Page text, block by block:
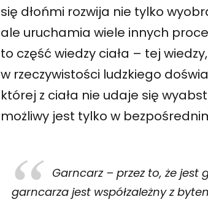
się dłońmi rozwija nie tylko
ale uruchamia wiele innych
to część wiedzy ciała – tej
w rzeczywistości ludzkiego
której z ciała nie udaje się
możliwy jest tylko w
Garncarz – przez to, że
garncarza jest współzależny z